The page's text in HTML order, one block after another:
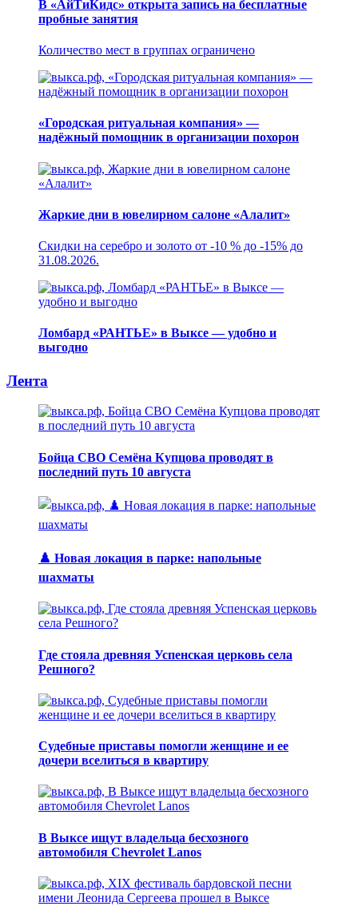
В «АйТиКидс» открыта запись на бесплатные
пробные занятия
Количество мест в группах ограничено
«Городская ритуальная компания» —
надёжный помощник в организации похорон
Жаркие дни в ювелирном салоне «Алалит»
Скидки на серебро и золото от -10 % до -15% до
31.08.2026.
Ломбард «РАНТЬЕ» в Выксе — удобно и
выгодно
Лента
Бойца СВО Семёна Купцова проводят в
последний путь 10 августа
♟️ Новая локация в парке: напольные
шахматы
Где стояла древняя Успенская церковь села
Решного?
Судебные приставы помогли женщине и ее
дочери вселиться в квартиру
В Выксе ищут владельца бесхозного
автомобиля Chevrolet Lanos